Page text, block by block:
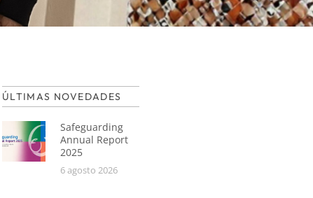
ÚLTIMAS NOVEDADES
Safeguarding
Annual Report
2025
6 agosto 2026